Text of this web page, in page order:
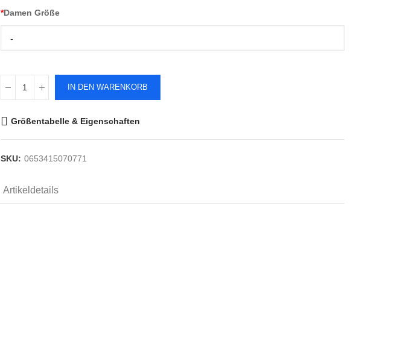
*Damen Größe
-
IN DEN WARENKORB
Größentabelle & Eigenschaften
SKU: 0653415070771
Artikeldetails